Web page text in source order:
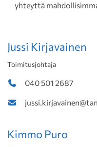
yhteyttä
Jussi Kirjavainen
Toimitusjohtaja
040 501 2687
Kimmo Puro